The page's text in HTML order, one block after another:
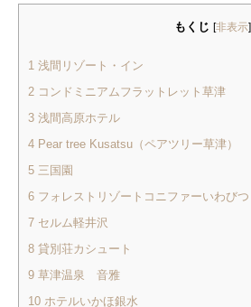
もくじ [非表示]
1 浅間リゾート・イン
2 コンドミニアムフラットレット草津
3 浅間高原ホテル
4 Pear tree Kusatsu（ペアツリー草津）
5 三国園
6 フォレストリゾートコニファーいわびつ
7 セルム軽井沢
8 貸別荘カシュート
9 草津温泉 音雅
10 ホテルいかほ銀水